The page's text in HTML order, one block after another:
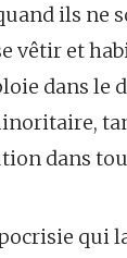
ils ne
vêtir et
dans le
dans
qui